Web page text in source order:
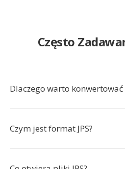
Często
Dlaczego warto konwertować
Czym jest format JPS?